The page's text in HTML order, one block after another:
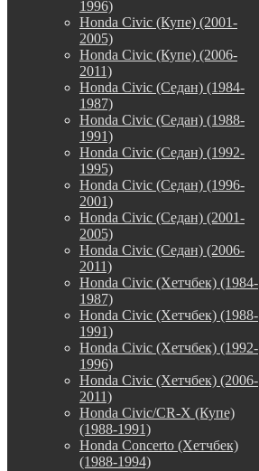
1996)
Honda Civic (Купе) (2001-
2005)
Honda Civic (Купе) (2006-
2011)
Honda Civic (Седан) (1984-
1987)
Honda Civic (Седан) (1988-
1991)
Honda Civic (Седан) (1992-
1995)
Honda Civic (Седан) (1996-
2001)
Honda Civic (Седан) (2001-
2005)
Honda Civic (Седан) (2006-
2011)
Honda Civic (Хетчбек) (1984-
1987)
Honda Civic (Хетчбек) (1988-
1991)
Honda Civic (Хетчбек) (1992-
1996)
Honda Civic (Хетчбек) (2006-
2011)
Honda Civic/CR-X (Купе)
(1988-1991)
Honda Concerto (Хетчбек)
(1988-1994)